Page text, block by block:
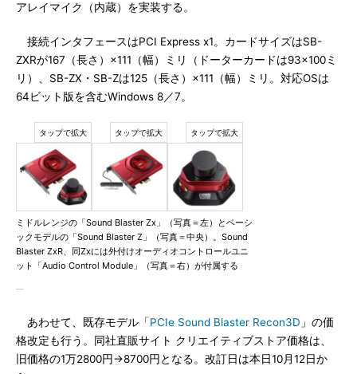
アレイマイク（内蔵）を実装する。
接続インタフェースはPCI Express x1。カードサイズはSB-
ZXRが167（長さ）×111（幅）ミリ（ドーターカードは93×100ミ
リ）、SB-ZX・SB-Zは125（長さ）×111（幅）ミリ。対応OSは
64ビット版を含むWindows 8／7。
ミドルレンジの「Sound Blaster Zx」（写真＝左）とベーシ
ックモデルの「Sound Blaster Z」（写真＝中央）。Sound
Blaster ZxR、同Zxには外付けオーディオコントロールユニ
ット「Audio Control Module」（写真＝右）が付属する
あわせて、既存モデル「PCIe Sound Blaster Recon3D 」の価
格改定も行う。同社直販サイト クリエイティブストア価格は、
旧価格の1万2800円→8700円となる。改訂日は本日10月12日か